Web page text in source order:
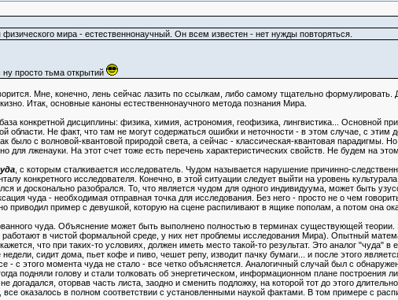
мира - естественнонаучный. Он всем известен - нет нужды повторяться.
просто тьма открытий
Мне, конечно, лень сейчас лазить по ссылкам, либо самому тщательно формулировать.
Итак, основные каноны естественнонаучного метода познания Мира.
конкретной дисциплины: физика, химия, астрономия, геофизика, лингвистика... Основной
области. Не факт, что там не могут содержаться ошибки и неточности - в этом случае, с этим
с волновой-квантовой природой света, а сейчас - классическая-квантовая парадигмы.
для лженауки. На этот счет тоже есть перечень характеристических свойств. Не будем на
, с которым сталкивается исследователь. Чудом называется нарушение причинно-
конкретного исследователя. Конечно, в этой ситуации следует выйти на уровень
и досконально разобрался. То, что является чудом для одного индивидуума, может быть
чуда - необходимая отправная точка для исследования. Без него - просто не о чем
приводил пример с девушкой, которую на сцене распиливают в ящике пополам, а потом она
чуда. Объяснение может быть выполнено полностью в терминах существующей
в чистой формальной среде, у них нет проблемы исследования Мира). Опытный
что при таких-то условиях, должен иметь место такой-то результат. Это аналог "чуда" в
сидит дома, пьет кофе и пиво, чешет репу, изводит пачку бумаги... и после этого
- с этого момента чуда не стало - все четко объясняется. Аналогичный случай был с
подняли голову и стали толковать об энергетическом, информационном плане построения
догадался, оторвав часть листа, заодно и сменить подложку, на которой тот до этого
оказалось в полном соответствии с установленными наукой фактами. В том примере с